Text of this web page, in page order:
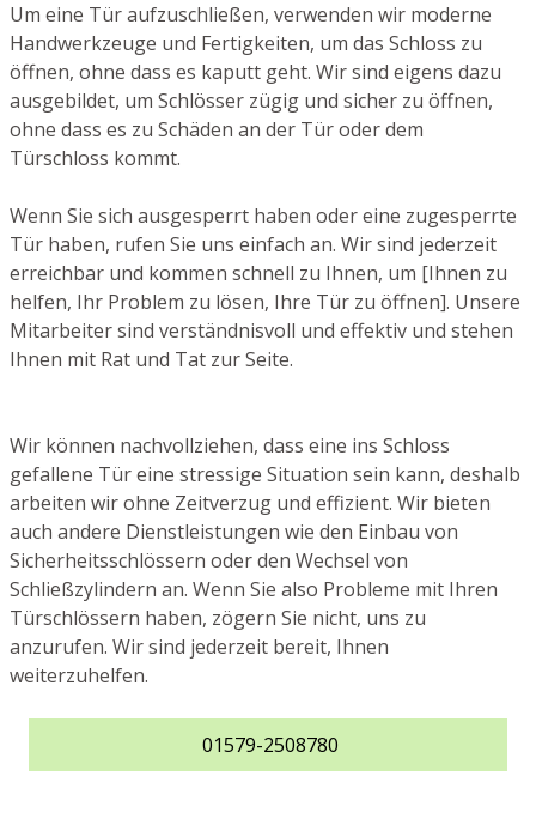
Um eine Tür aufzuschließen, verwenden wir moderne
Handwerkzeuge und Fertigkeiten, um das Schloss zu
öffnen, ohne dass es kaputt geht. Wir sind eigens dazu
ausgebildet, um Schlösser zügig und sicher zu öffnen,
ohne dass es zu Schäden an der Tür oder dem
Türschloss kommt.
Wenn Sie sich ausgesperrt haben oder eine zugesperrte
Tür haben, rufen Sie uns einfach an. Wir sind jederzeit
erreichbar und kommen schnell zu Ihnen, um [Ihnen zu
helfen, Ihr Problem zu lösen, Ihre Tür zu öffnen]. Unsere
Mitarbeiter sind verständnisvoll und effektiv und stehen
Ihnen mit Rat und Tat zur Seite.
Wir können nachvollziehen, dass eine ins Schloss
gefallene Tür eine stressige Situation sein kann, deshalb
arbeiten wir ohne Zeitverzug und effizient. Wir bieten
auch andere Dienstleistungen wie den Einbau von
Sicherheitsschlössern oder den Wechsel von
Schließzylindern an. Wenn Sie also Probleme mit Ihren
Türschlössern haben, zögern Sie nicht, uns zu
anzurufen. Wir sind jederzeit bereit, Ihnen
weiterzuhelfen.
01579-2508780